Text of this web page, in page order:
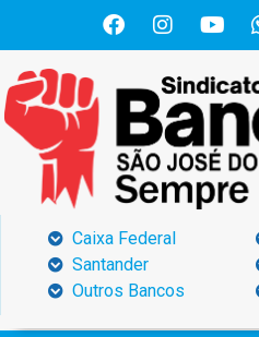
Caixa Federal
Santander
Outros Bancos